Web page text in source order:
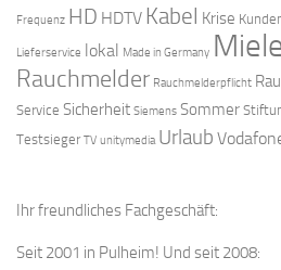
Frequenz HD HDTV Kabel Krise
Lieferservice lokal Made in Germany
Rauchmelder Rauchmelderpflicht
Service Sicherheit Siemens Sommer
Testsieger TV unitymedia Urlaub
Ihr freundliches Fachgeschäft:
Seit 2001 in Pulheim! Und seit 2008: